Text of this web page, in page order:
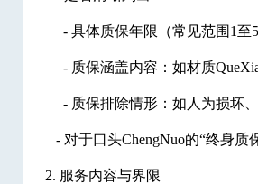
- 具体质保年限（常见范围1至5
- 质保涵盖内容：如材质
- 质保排除情形：如人为损坏、
- 对于口头ChengNuo的“终身质
2. 服务内容与界限